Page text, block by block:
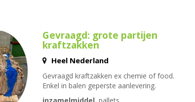
Gevraagd: grote partijen
kraftzakken
Heel Nederland
Gevraagd kraftzakken ex chemie of food.
Enkel in balen geperste aanlevering.